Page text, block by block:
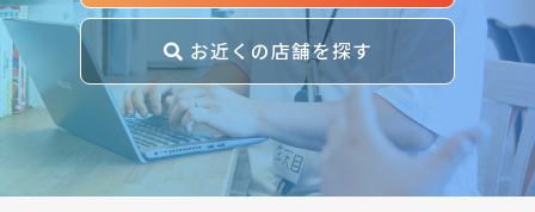
お近くの店舗を探す